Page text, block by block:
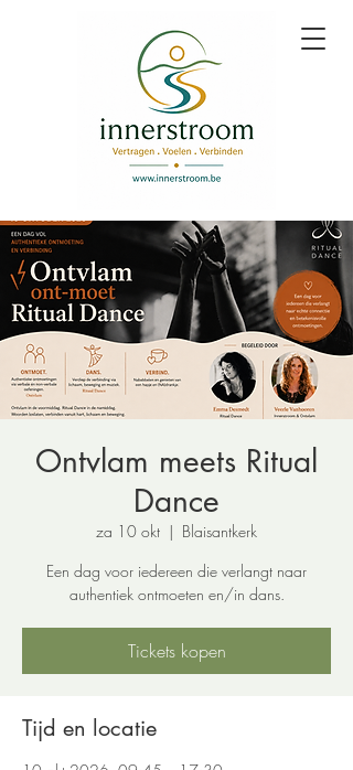
Ontvlam meets Ritual
Dance
za 10 okt
  |
Blaisantkerk
Een dag voor iedereen die verlangt naar
authentiek ontmoeten en/in dans.
Tickets kopen
Tijd en locatie